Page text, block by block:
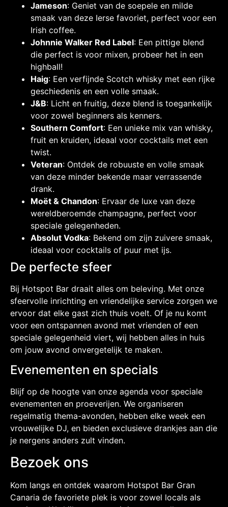
Jameson: Geniet van de soepele en milde
smaak van deze Ierse favoriet, perfect voor een
Irish coffee.
Johnnie Walker Red Label: Een pittige blend
die perfect is voor mixen, probeer het in een
highball!
Haig: Een verfijnde Scotch whisky met een rijke
geschiedenis en een volle smaak.
J&B: Licht en fruitig, deze blend is toegankelijk
voor zowel beginners als kenners.
Southern Comfort: Een unieke mix van whisky,
fruit en kruiden, ideaal voor cocktails met een
twist.
Veteran: Ontdek de robuuste en volle smaak
van deze minder bekende maar verrassende
drank.
Moët & Chandon: Ervaar de luxe van deze
wereldberoemde champagne, perfect voor
speciale gelegenheden.
Absolut Vodka: Bekend om zijn zuivere smaak,
ideaal voor cocktails of puur met ijs.
De perfecte sfeer
Bij Hotspot Bar draait alles om beleving. Met onze
sfeervolle inrichting en vriendelijke service zorgen we
ervoor dat elke gast zich thuis voelt. Of je nu komt
voor een ontspannen avond met vrienden of een
speciale gelegenheid viert, wij hebben alles in huis
om jouw avond onvergetelijk te maken.
Evenementen en specials
Blijf op de hoogte van onze agenda voor speciale
evenementen en proeverijen. We organiseren
regelmatig thema-avonden, hebben elke week een
vrouwelijke DJ, en bieden exclusieve drankjes aan die
je nergens anders zult vinden.
Bezoek ons
Kom langs en ontdek waarom Hotspot Bar Gran
Canaria de favoriete plek is voor zowel locals als